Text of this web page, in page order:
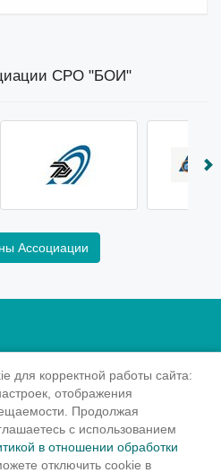
СРО "БОИ"
Ассоциации
персональных данных
Петербург, Рижский пр. 3, литер Б
Тел.: 8-800-505-02-38
(812) 251-31-01, 251-10-50
для корректной работы сайта:
отображения
Продолжая
с использованием
в отношении обработки
отключить cookie в